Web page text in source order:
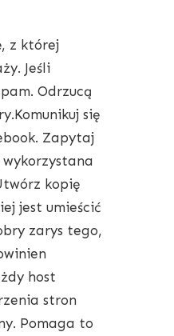
z której
Jeśli
Odrzucą
się
Zapytaj
kopię
jest umieścić
zarys tego,
host
stron
Pomaga to